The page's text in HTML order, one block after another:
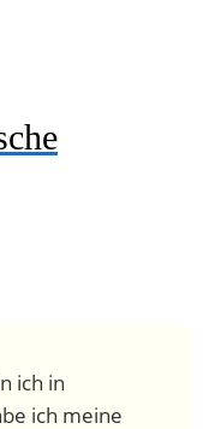
ich in
ich meine